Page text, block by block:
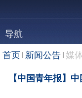
导航
首页 新闻公告 媒
【中国青年报】